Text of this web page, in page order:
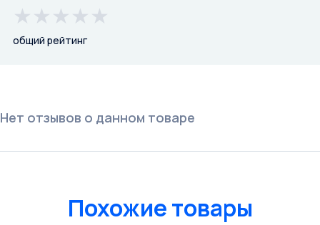
★★★★★
общий рейтинг
Нет отзывов о данном товаре
Похожие товары